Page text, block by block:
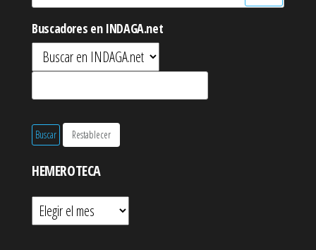
Buscadores en INDAGA.net
HEMEROTECA
Hemeroteca